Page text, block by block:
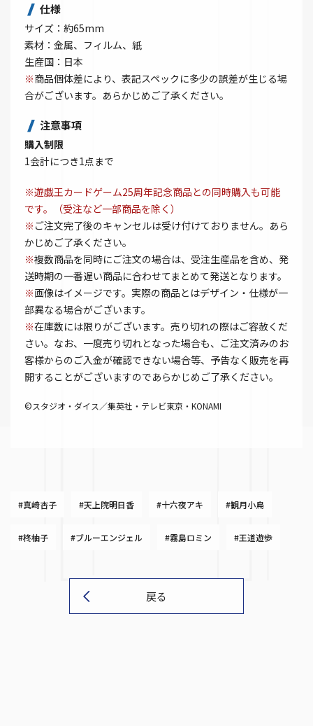
仕様
サイズ：約65mm
素材：金属、フィルム、紙
生産国：日本
※商品個体差により、表記スペックに多少の誤差が生じる場
合がございます。あらかじめご了承ください。
注意事項
購入制限
1会計につき1点まで
※遊戯王カードゲーム25周年記念商品との同時購入も可能
です。（受注など一部商品を除く）
※ ご注文完了後のキャンセルは受け付けておりません。あら
かじめご了承ください。
※複数商品を同時にご注文の場合は、受注生産品を含め、発
送時期の一番遅い商品に合わせてまとめて発送となります。
※画像はイメージです。実際の商品とはデザイン・仕様が一
部異なる場合がございます。
※在庫数には限りがございます。売り切れの際はご容赦くだ
さい。なお、一度売り切れとなった場合も、ご注文済みのお
客様からのご入金が確認できない場合等、予告なく販売を再
開することがございますのであらかじめご了承ください。
©スタジオ・ダイス／集英社・テレビ東京・KONAMI
#真崎杏子 #天上院明日香 #十六夜アキ #観月小鳥
#柊柚子 #ブルーエンジェル #霧島ロミン #王道遊歩
戻る